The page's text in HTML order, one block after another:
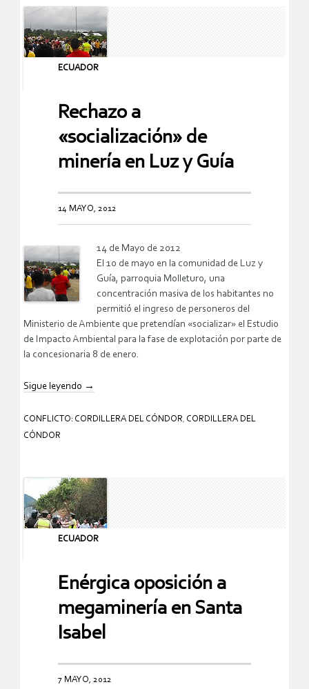
ECUADOR
Rechazo a
«socialización» de
minería en Luz y Guía
14 MAYO, 2012
14 de Mayo de 2012
El 10 de mayo en la comunidad de Luz y
Guía, parroquia Molleturo, una
concentración masiva de los habitantes no
permitió el ingreso de personeros del
Ministerio de Ambiente que pretendían «socializar» el Estudio
de Impacto Ambiental para la fase de explotación por parte de
la concesionaria 8 de enero.
Sigue leyendo →
CONFLICTO: CORDILLERA DEL CÓNDOR, CORDILLERA DEL
CÓNDOR
ECUADOR
Enérgica oposición a
megaminería en Santa
Isabel
7 MAYO, 2012